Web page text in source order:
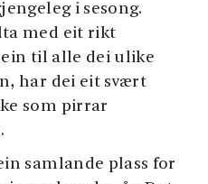
i sesong.
med eit rikt
ein til alle dei ulike
har dei eit svært
som pirrar
samlande plass for